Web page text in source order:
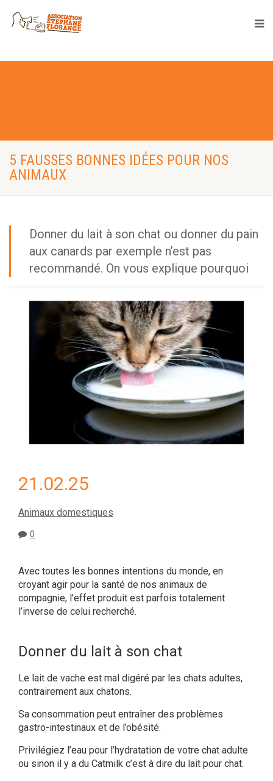
5 FAUSSES BONNES IDÉES POUR NOS
ANIMAUX
Donner du lait à son chat ou donner du pain
aux canards par exemple n’est pas
recommandé. On vous explique pourquoi
21.02.25
Animaux domestiques
0
Avec toutes les bonnes intentions du monde, en
croyant agir pour la santé de nos animaux de
compagnie, l’effet produit est parfois totalement
l’inverse de celui recherché.
Donner du lait à son chat
Le lait de vache est mal digéré par les chats adultes,
contrairement aux chatons.
Sa consommation peut entraîner des problèmes
gastro-intestinaux et de l’obésité.
Privilégiez l’eau pour l’hydratation de votre chat adulte
ou sinon il y a du Catmilk c’est à dire du lait pour chat.